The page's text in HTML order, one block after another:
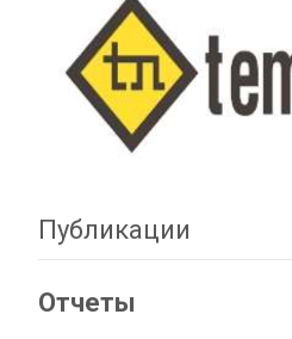
Публикации
Отчеты